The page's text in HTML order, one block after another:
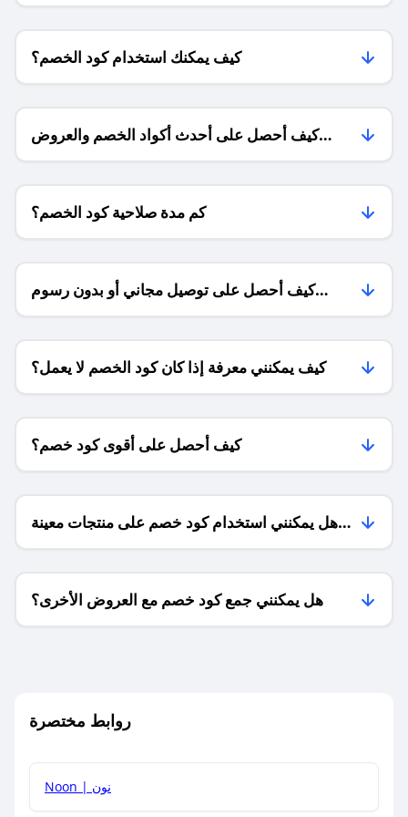
كيف يمكنك استخدام كود الخصم؟
كيف أحصل على أحدث أكواد الخصم والعروض
للمتاجر؟
كم مدة صلاحية كود الخصم؟
كيف أحصل على توصيل مجاني أو بدون رسوم
الشحن ؟
كيف يمكنني معرفة إذا كان كود الخصم لا يعمل؟
كيف أحصل على أقوى كود خصم؟
هل يمكنني استخدام كود خصم على منتجات معينة
فقط؟
هل يمكنني جمع كود خصم مع العروض الأخرى؟
روابط مختصرة
Noon | نون